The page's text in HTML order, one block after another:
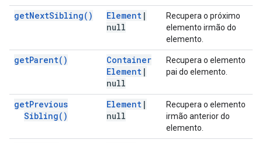
getNextSibling( ) Element |
null
Recupera o próximo
elemento irmão do
elemento.
getParent( )
Container
Element |
null
Recupera o elemento
pai do elemento.
getPrevious
Sibling( )
Element |
null
Recupera o elemento
irmão anterior do
elemento.